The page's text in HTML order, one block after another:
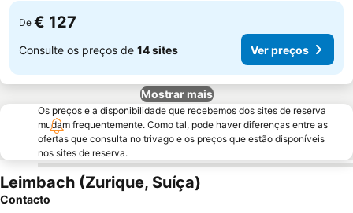
De € 127
Consulte os preços de 14 sites Ver preços
Mostrar mais
Os preços e a disponibilidade que recebemos dos sites de reserva
mudam frequentemente. Como tal, pode haver diferenças entre as
ofertas que consulta no trivago e os preços que estão disponíveis
nos sites de reserva.
Leimbach (Zurique, Suíça)
Contacto